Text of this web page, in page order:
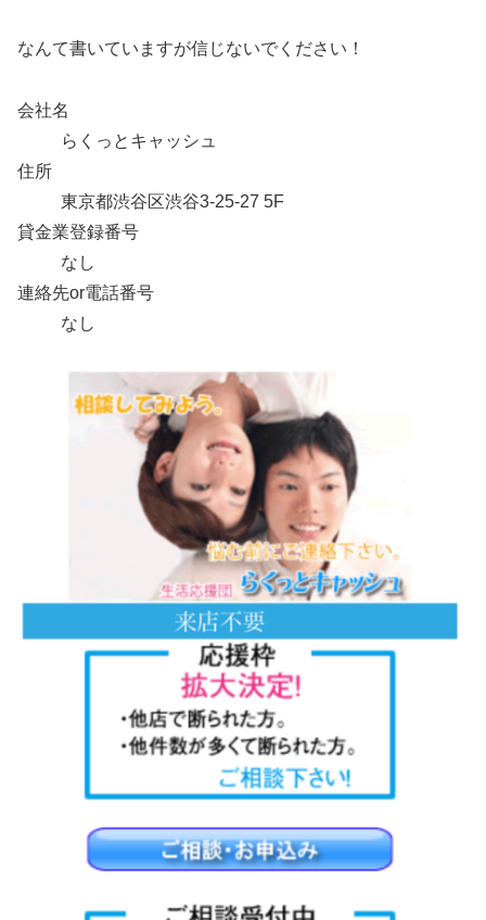
なんて書いていますが信じないでください！
会社名
らくっとキャッシュ
住所
東京都渋谷区渋谷3-25-27 5F
貸金業登録番号
なし
連絡先or電話番号
なし